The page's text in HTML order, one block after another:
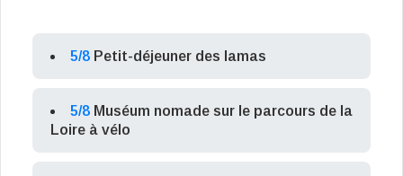
5/8 Petit-déjeuner des lamas
5/8 Muséum nomade sur le parcours de la
Loire à vélo